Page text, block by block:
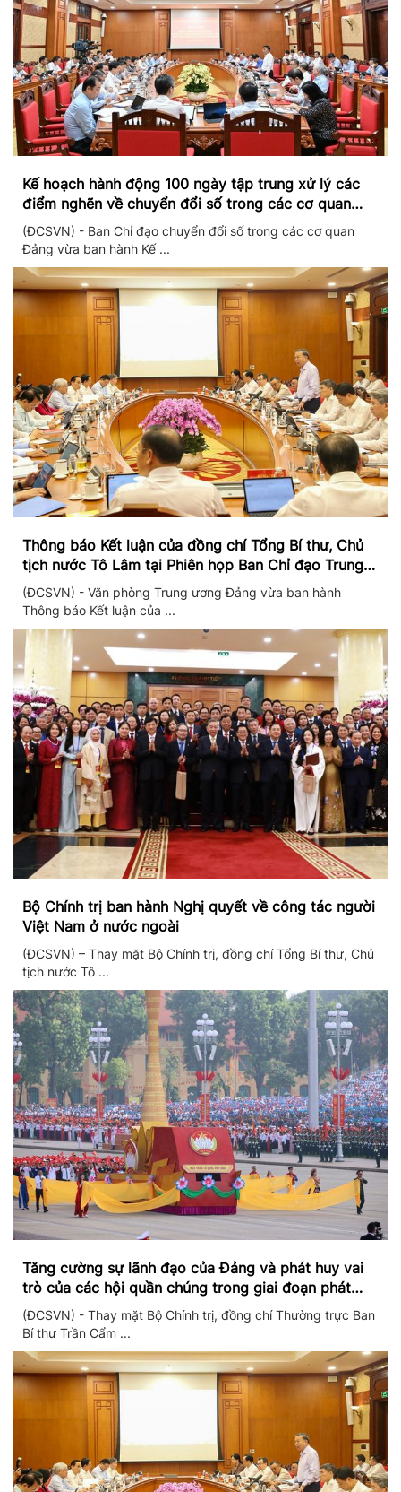
Kế hoạch hành động 100 ngày tập trung xử lý các
điểm nghẽn về chuyển đổi số trong các cơ quan
Đảng
(ĐCSVN) - Ban Chỉ đạo chuyển đổi số trong các cơ quan
Đảng vừa ban hành Kế ...
Thông báo Kết luận của đồng chí Tổng Bí thư, Chủ
tịch nước Tô Lâm tại Phiên họp Ban Chỉ đạo Trung
ương thực hiện Nghị quyết 57
(ĐCSVN) - Văn phòng Trung ương Đảng vừa ban hành
Thông báo Kết luận của ...
Bộ Chính trị ban hành Nghị quyết về công tác người
Việt Nam ở nước ngoài
(ĐCSVN) – Thay mặt Bộ Chính trị, đồng chí Tổng Bí thư, Chủ
tịch nước Tô ...
Tăng cường sự lãnh đạo của Đảng và phát huy vai
trò của các hội quần chúng trong giai đoạn phát
triển mới
(ĐCSVN) - Thay mặt Bộ Chính trị, đồng chí Thường trực Ban
Bí thư Trần Cẩm ...